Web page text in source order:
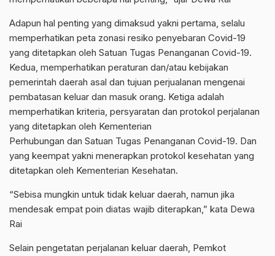
Adapun hal penting yang dimaksud yakni pertama, selalu
memperhatikan peta zonasi resiko penyebaran Covid-19
yang ditetapkan oleh Satuan Tugas Penanganan Covid-19.
Kedua, memperhatikan peraturan dan/atau kebijakan
pemerintah daerah asal dan tujuan perjualanan mengenai
pembatasan keluar dan masuk orang. Ketiga adalah
memperhatikan kriteria, persyaratan dan protokol perjalanan
yang ditetapkan oleh Kementerian
Perhubungan dan Satuan Tugas Penanganan Covid-19. Dan
yang keempat yakni menerapkan protokol kesehatan yang
ditetapkan oleh Kementerian Kesehatan.
“Sebisa mungkin untuk tidak keluar daerah, namun jika
mendesak empat poin diatas wajib diterapkan,” kata Dewa
Rai
Selain pengetatan perjalanan keluar daerah, Pemkot